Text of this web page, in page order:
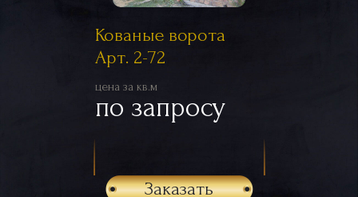
Кованые ворота
Арт. 2-72
цена за кв.м
по запросу
Заказать